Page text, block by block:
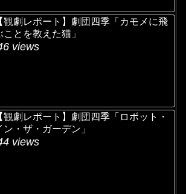
観劇レポート】劇団四季「カモメに飛
ことを教えた猫」
views
観劇レポート】劇団四季「ロボット・
ン・ザ・ガーデン」
views